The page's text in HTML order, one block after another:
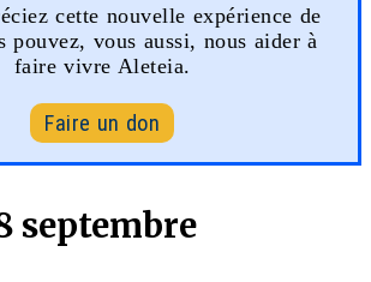
cette nouvelle expérience de
pouvez, vous aussi, nous aider à
faire vivre Aleteia.
Faire un don
septembre